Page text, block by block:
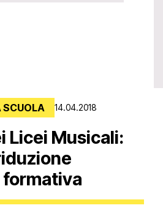
SCUOLA 14.04.2018
Licei Musicali: